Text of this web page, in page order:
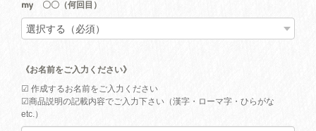
my 〇〇（何回目）
《お名前をご入力ください》
☑︎ 作成するお名前をご入力ください
☑︎商品説明の記載内容でご入力下さい（漢字・ローマ字・ひらがな
etc.）